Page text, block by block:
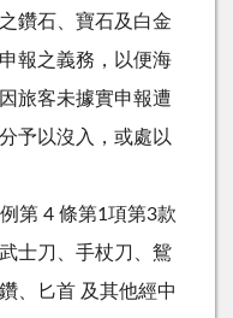
鑽石、寶石及白金
報之義務，以便海
旅客未據實申報遭
予以沒入，或處以
第 4 條第1項第3款
士刀、手杖刀、鴛
、匕首 及其他經中